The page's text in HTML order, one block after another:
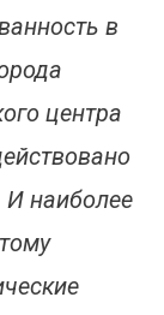
в
центра
наиболее